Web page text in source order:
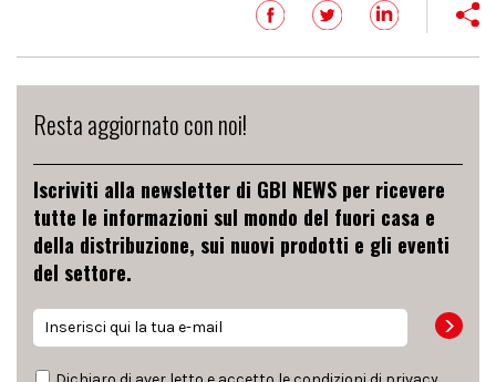
Resta aggiornato con noi!
Iscriviti alla newsletter di GBI NEWS per ricevere
tutte le informazioni sul mondo del fuori casa e
della distribuzione, sui nuovi prodotti e gli eventi
del settore.